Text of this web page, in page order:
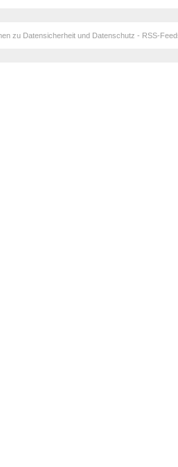
zu Datensicherheit und Datenschutz - RSS-